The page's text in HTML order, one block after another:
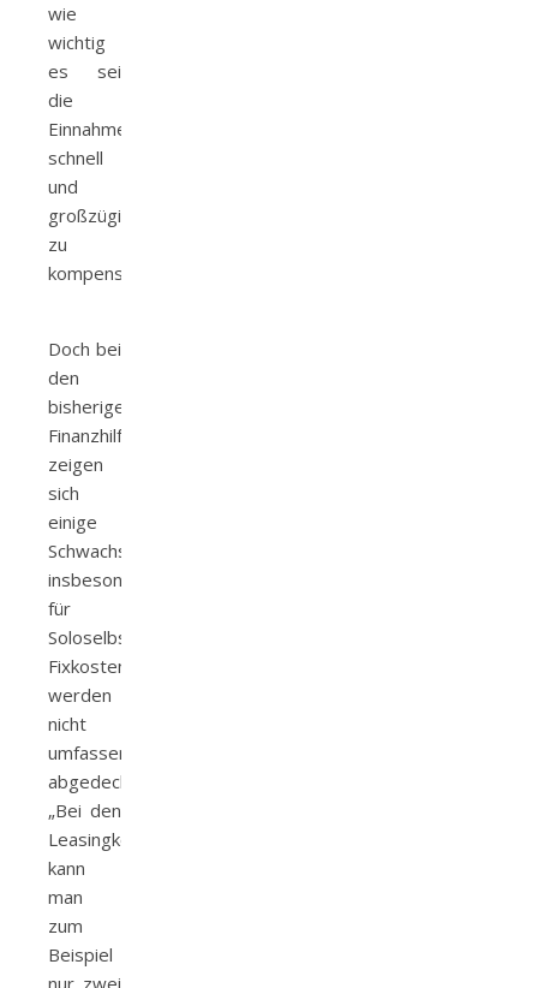
wie
wichtig
es sei
die
Einnahmeausfälle
schnell
und
großzügig
zu
kompensieren.
Doch bei
den
bisherigen
Finanzhilfen
zeigen
sich
einige
Schwachstellen,
insbesondere
für
Soloselbstständige. Die
Fixkosten
werden
nicht
umfassend
abgedeckt.
„Bei den
Leasingkosten
kann
man
zum
Beispiel
nur zwei